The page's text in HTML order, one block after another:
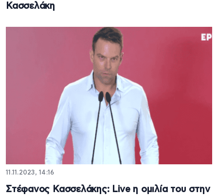
Κασσελάκη
11.11.2023, 14:16
Στέφανος Κασσελάκης: Live η ομιλία του στην